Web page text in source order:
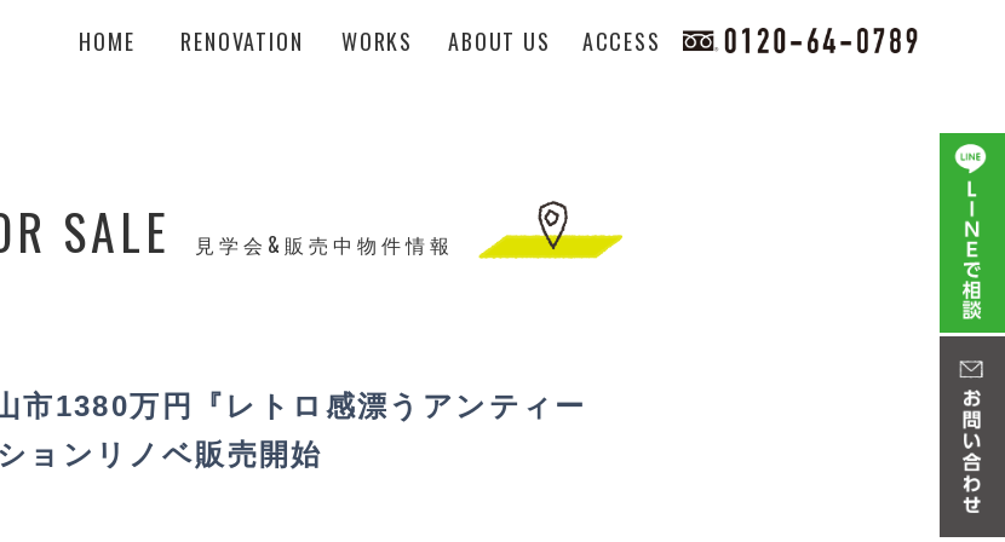
HOME RENOVATION WORKS ABOUT US ACCESS
SALE 見学会&販売中物件情報
市1380万円『レトロ感漂うアンティー
ョンリノベ販売開始